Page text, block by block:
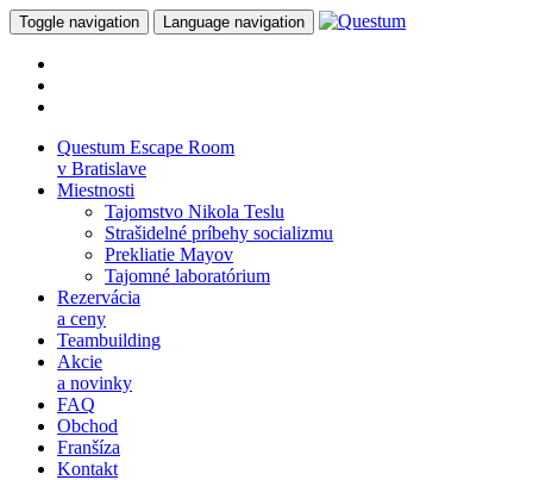
Toggle navigation Language navigation
Questum Escape Room
v Bratislave
Miestnosti
Tajomstvo Nikola Teslu
Strašidelné príbehy socializmu
Prekliatie Mayov
Tajomné laboratórium
Rezervácia
a ceny
Teambuilding
Akcie
a novinky
FAQ
Obchod
Franšíza
Kontakt